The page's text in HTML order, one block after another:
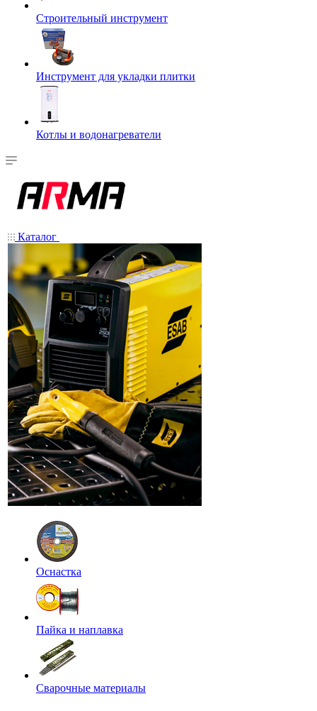
Строительный инструмент
Инструмент для укладки плитки
Котлы и водонагреватели
Каталог
Оснастка
Пайка и наплавка
Сварочные материалы